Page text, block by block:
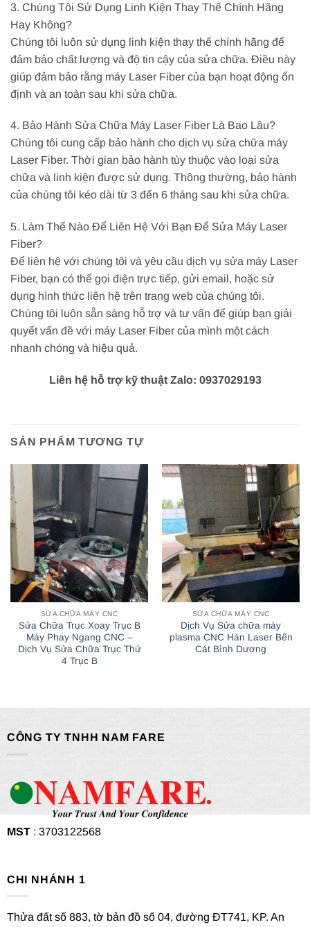
3. Chúng Tôi Sử Dụng Linh Kiện Thay Thế Chính Hãng
Hay Không?
Chúng tôi luôn sử dụng linh kiện thay thế chính hãng để
đảm bảo chất lượng và độ tin cậy của sửa chữa. Điều này
giúp đảm bảo rằng máy Laser Fiber của bạn hoạt động ổn
định và an toàn sau khi sửa chữa.
4. Bảo Hành Sửa Chữa Máy Laser Fiber Là Bao Lâu?
Chúng tôi cung cấp bảo hành cho dịch vụ sửa chữa máy
Laser Fiber. Thời gian bảo hành tùy thuộc vào loại sửa
chữa và linh kiện được sử dụng. Thông thường, bảo hành
của chúng tôi kéo dài từ 3 đến 6 tháng sau khi sửa chữa.
5. Làm Thế Nào Để Liên Hệ Với Bạn Để Sửa Máy Laser
Fiber?
Để liên hệ với chúng tôi và yêu cầu dịch vụ sửa máy Laser
Fiber, bạn có thể gọi điện trực tiếp, gửi email, hoặc sử
dụng hình thức liên hệ trên trang web của chúng tôi.
Chúng tôi luôn sẵn sàng hỗ trợ và tư vấn để giúp bạn giải
quyết vấn đề với máy Laser Fiber của mình một cách
nhanh chóng và hiệu quả.
Liên hệ hỗ trợ kỹ thuật Zalo: 0937029193
SẢN PHẨM TƯƠNG TỰ
SỬA CHỮA MÁY CNC
Sửa Chữa Trục Xoay Trục B
Máy Phay Ngang CNC –
Dịch Vụ Sửa Chữa Trục Thứ
4 Trục B
SỬA CHỮA MÁY CNC
Dịch Vụ Sửa chữa máy
plasma CNC Hàn Laser Bến
Cát Bình Dương
CÔNG TY TNHH NAM FARE
MST: 3703122568
CHI NHÁNH 1
Thửa đất số 883, tờ bản đồ số 04, đường ĐT741, KP. An